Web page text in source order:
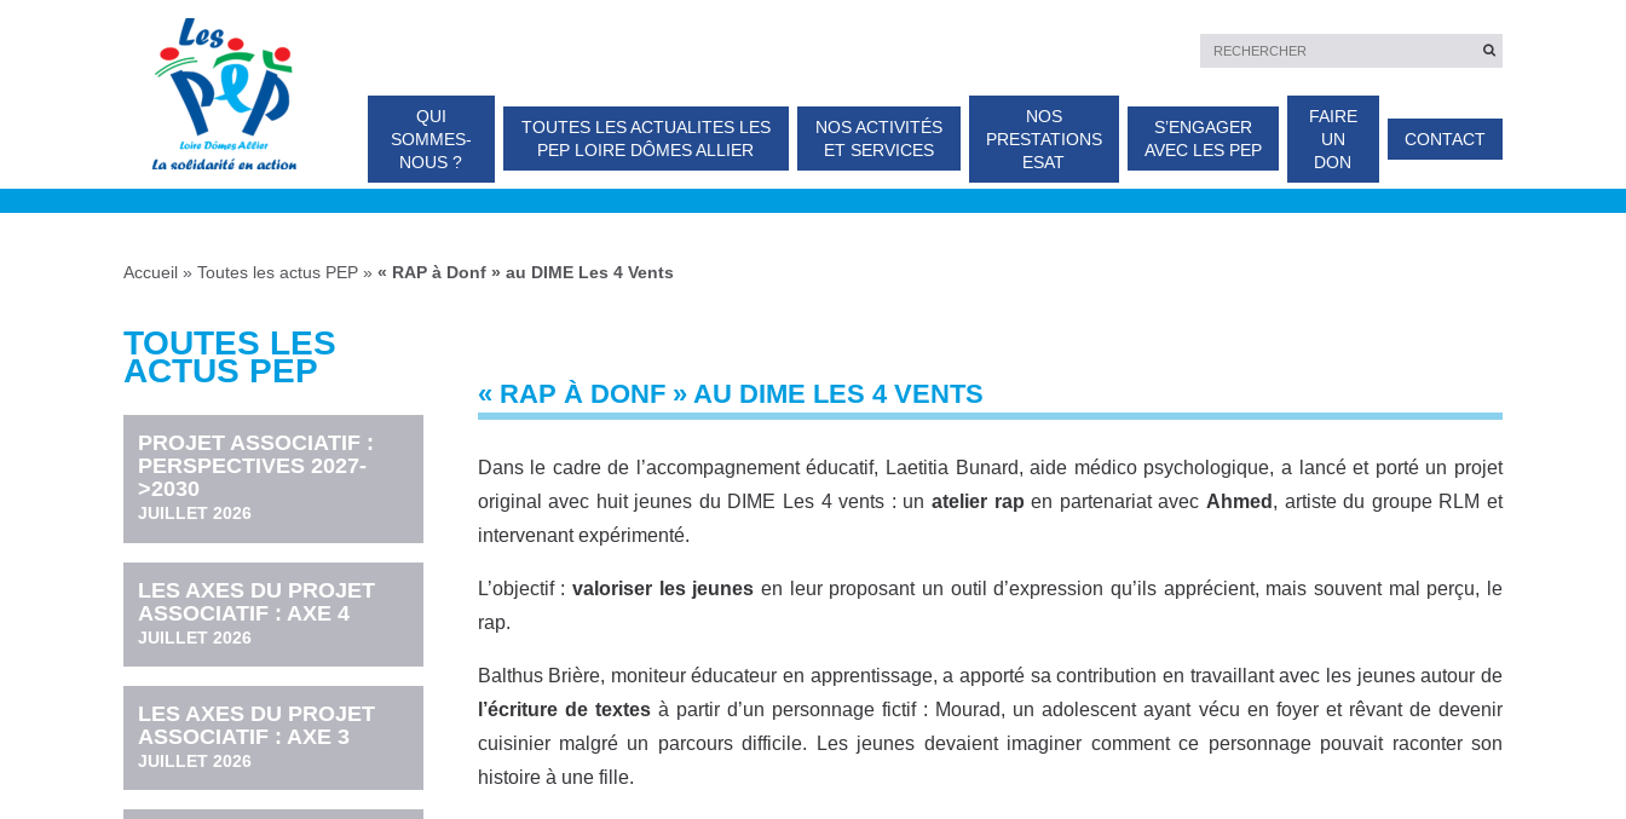
QUI
SOMMES-
NOUS ?
TOUTES LES ACTUALITES LES
PEP LOIRE DÔMES ALLIER
NOS ACTIVITÉS
ET SERVICES
NOS
PRESTATIONS
ESAT
S’ENGAGER
AVEC LES PEP
FAIRE
UN
DON
CONTACT
Accueil » Toutes les actus PEP » « RAP à Donf » au DIME Les 4 Vents
TOUTES LES
ACTUS PEP
PROJET ASSOCIATIF :
PERSPECTIVES 2027-
>2030
JUILLET 2026
LES AXES DU PROJET
ASSOCIATIF : AXE 4
JUILLET 2026
LES AXES DU PROJET
ASSOCIATIF : AXE 3
JUILLET 2026
« RAP À DONF » AU DIME LES 4 VENTS
Dans le cadre de l’accompagnement éducatif, Laetitia Bunard, aide médico psychologique, a lancé et porté un projet
original avec huit jeunes du DIME Les 4 vents : unatelier rapen partenariat avec Ahmed , artiste du groupe RLM et
intervenant expérimenté.
L’objectif : valoriser les jeunes en leur proposant un outil d’expression qu’ils apprécient, mais souvent mal perçu, le
rap.
Balthus Brière, moniteur éducateur en apprentissage, a apporté sa contribution en travaillant avec les jeunes autour de
l’écriture de textes à partir d’un personnage fictif : Mourad, un adolescent ayant vécu en foyer et rêvant de devenir
cuisinier malgré un parcours difficile. Les jeunes devaient imaginer comment ce personnage pouvait raconter son
histoire à une fille.